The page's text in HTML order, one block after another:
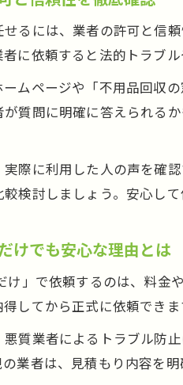
服
部
るには、業者の許可と信
に依頼すると法的トラブ
ムページや「不用品回収
質問に明確に答えられる
際に利用した人の声を確
検討しましょう。安心し
けでも安心な理由とは
け」で依頼するのは、料
してから正式に依頼できま
質業者によるトラブル防
業者は、見積もり内容を